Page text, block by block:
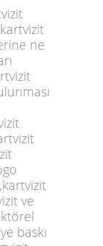
ne
ve
baskı